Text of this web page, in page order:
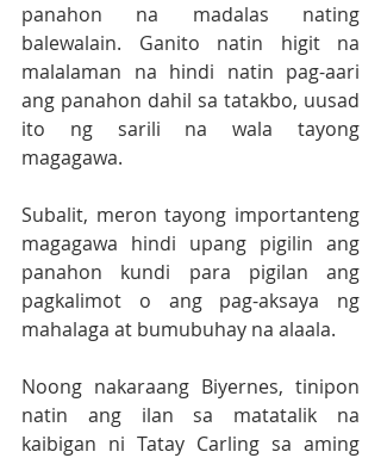
panahon na madalas nating
balewalain. Ganito natin higit na
malalaman na hindi natin pag-aari
ang panahon dahil sa tatakbo, uusad
ito ng sarili na wala tayong
magagawa.
Subalit, meron tayong importanteng
magagawa hindi upang pigilin ang
panahon kundi para pigilan ang
pagkalimot o ang pag-aksaya ng
mahalaga at bumubuhay na alaala.
Noong nakaraang Biyernes, tinipon
natin ang ilan sa matatalik na
kaibigan ni Tatay Carling sa aming